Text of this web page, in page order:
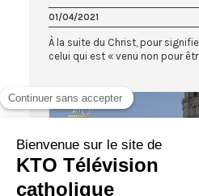
01/04/2021
À la suite du Christ, pour
celui qui est « venu non pour